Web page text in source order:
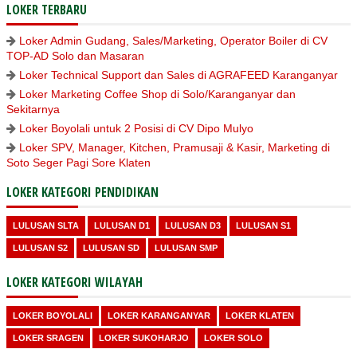
LOKER TERBARU
Loker Admin Gudang, Sales/Marketing, Operator Boiler di CV
TOP-AD Solo dan Masaran
Loker Technical Support dan Sales di AGRAFEED Karanganyar
Loker Marketing Coffee Shop di Solo/Karanganyar dan
Sekitarnya
Loker Boyolali untuk 2 Posisi di CV Dipo Mulyo
Loker SPV, Manager, Kitchen, Pramusaji & Kasir, Marketing di
Soto Seger Pagi Sore Klaten
LOKER KATEGORI PENDIDIKAN
LULUSAN SLTA LULUSAN D1 LULUSAN D3 LULUSAN S1
LULUSAN S2 LULUSAN SD LULUSAN SMP
LOKER KATEGORI WILAYAH
LOKER BOYOLALI LOKER KARANGANYAR LOKER KLATEN
LOKER SRAGEN LOKER SUKOHARJO LOKER SOLO